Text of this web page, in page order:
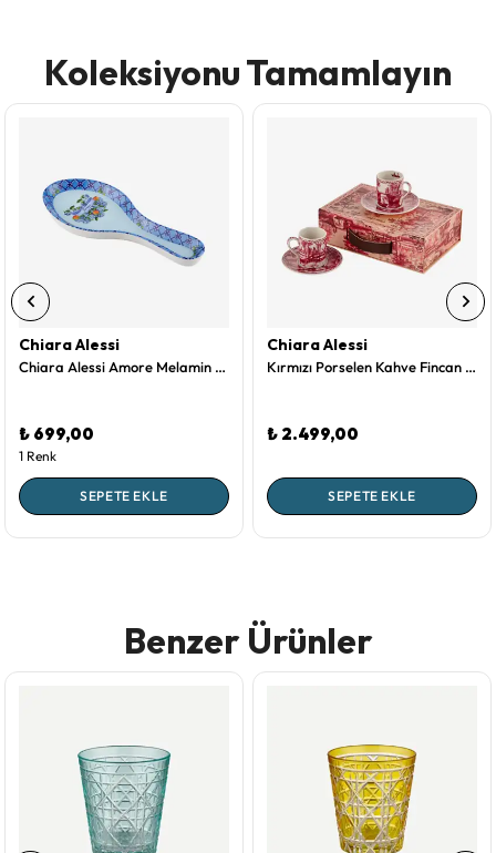
Koleksiyonu Tamamlayın
Chiara Alessi
Chiara Alessi Amore Melamin Kaşıklık 24 Cm
₺ 699,00
1 Renk
SEPETE EKLE
Chiara Alessi
Kırmızı Porselen Kahve Fincan Seti 90 Ml Romance Collection by Chiara Alessi
₺ 2.499,00
SEPETE EKLE
Benzer Ürünler